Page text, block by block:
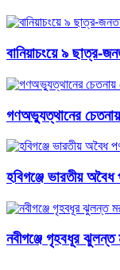
বানিয়াচংয়ে ৯ ছাত্র-
গণঅভ্যুত্থানের
হবিগঞ্জে ভারতীয়
নবীগঞ্জে গৃহবধূর ঝুলন্ত